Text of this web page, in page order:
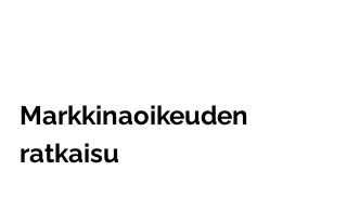
Markkinaoikeuden
ratkaisu